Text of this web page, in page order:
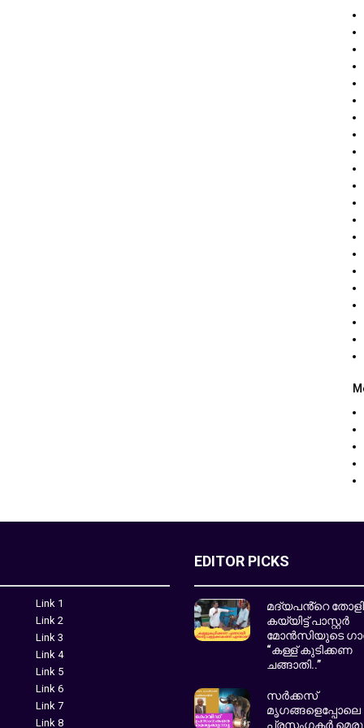
Link 1
Link 2
Link 3
Link 4
Link 5
Link 6
Link 7
Link 8
EDITOR PICKS
മദ്യപൻ്റെ
കയ്യിട്ട് പാസ്റ്റർ
മോൻസിയുടെ
“കള്ള് കുടിക്കണ
ചങ്ങാതി..”
സർക്കസ്
മൃഗങ്ങളെപ്പോലെ
പ്രസംഗകർ